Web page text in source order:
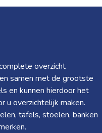
overzicht
samen met de grootste
en kunnen hierdoor het
u overzichtelijk maken.
tafels, stoelen, banken